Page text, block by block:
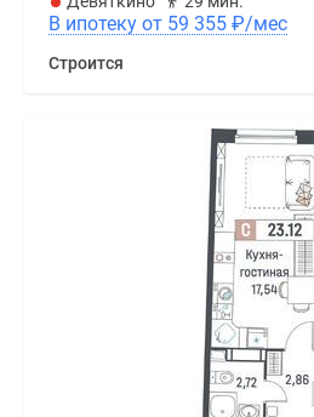
В ипотеку от 59 355 ₽/мес
Строится